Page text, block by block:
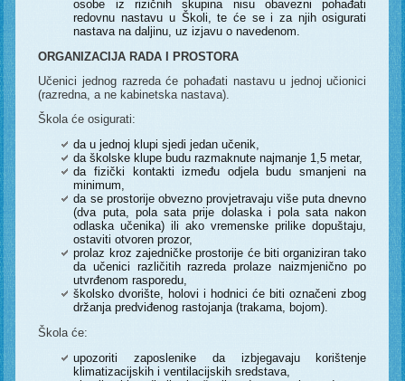
osobe iz rizičnih skupina nisu obavezni pohađati
redovnu nastavu u Školi, te će se i za njih osigurati
nastava na daljinu, uz izjavu o navedenom.
ORGANIZACIJA RADA I PROSTORA
Učenici jednog razreda će pohađati nastavu u jednoj učionici
(razredna, a ne kabinetska nastava).
Škola će osigurati:
da u jednoj klupi sjedi jedan učenik,
da školske klupe budu razmaknute najmanje 1,5 metar,
da fizički kontakti između odjela budu smanjeni na
minimum,
da se prostorije obvezno provjetravaju više puta dnevno
(dva puta, pola sata prije dolaska i pola sata nakon
odlaska učenika) ili ako vremenske prilike dopuštaju,
ostaviti otvoren prozor,
prolaz kroz zajedničke prostorije će biti organiziran tako
da učenici različitih razreda prolaze naizmjenično po
utvrđenom rasporedu,
školsko dvorište, holovi i hodnici će biti označeni zbog
držanja predviđenog rastojanja (trakama, bojom).
Škola će:
upozoriti zaposlenike da izbjegavaju korištenje
klimatizacijskih i ventilacijskih sredstava,